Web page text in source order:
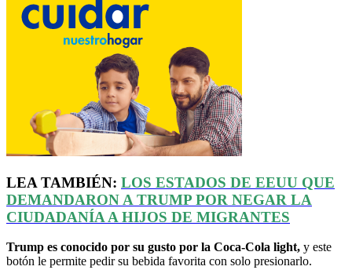
LEA TAMBIÉN: LOS ESTADOS DE EEUU QUE
DEMANDARON A TRUMP POR NEGAR LA
CIUDADANÍA A HIJOS DE MIGRANTES
Trump es conocido por su gusto por la Coca-Cola light, y este
botón le permite pedir su bebida favorita con solo presionarlo.